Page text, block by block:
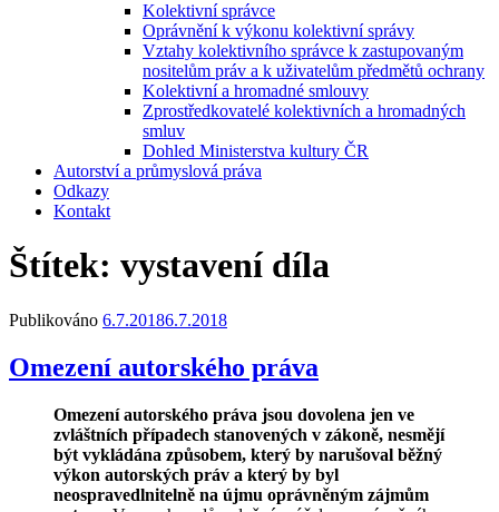
Kolektivní správce
Oprávnění k výkonu kolektivní správy
Vztahy kolektivního správce k zastupovaným
nositelům práv a k uživatelům předmětů ochrany
Kolektivní a hromadné smlouvy
Zprostředkovatelé kolektivních a hromadných
smluv
Dohled Ministerstva kultury ČR
Autorství a průmyslová práva
Odkazy
Kontakt
Štítek: vystavení díla
Publikováno 6.7.20186.7.2018
Omezení autorského práva
Omezení autorského práva jsou dovolena jen ve
zvláštních případech stanovených v zákoně, nesmějí
být vykládána způsobem, který by narušoval běžný
výkon autorských práv a který by byl
neospravedlnitelně na újmu oprávněným zájmům